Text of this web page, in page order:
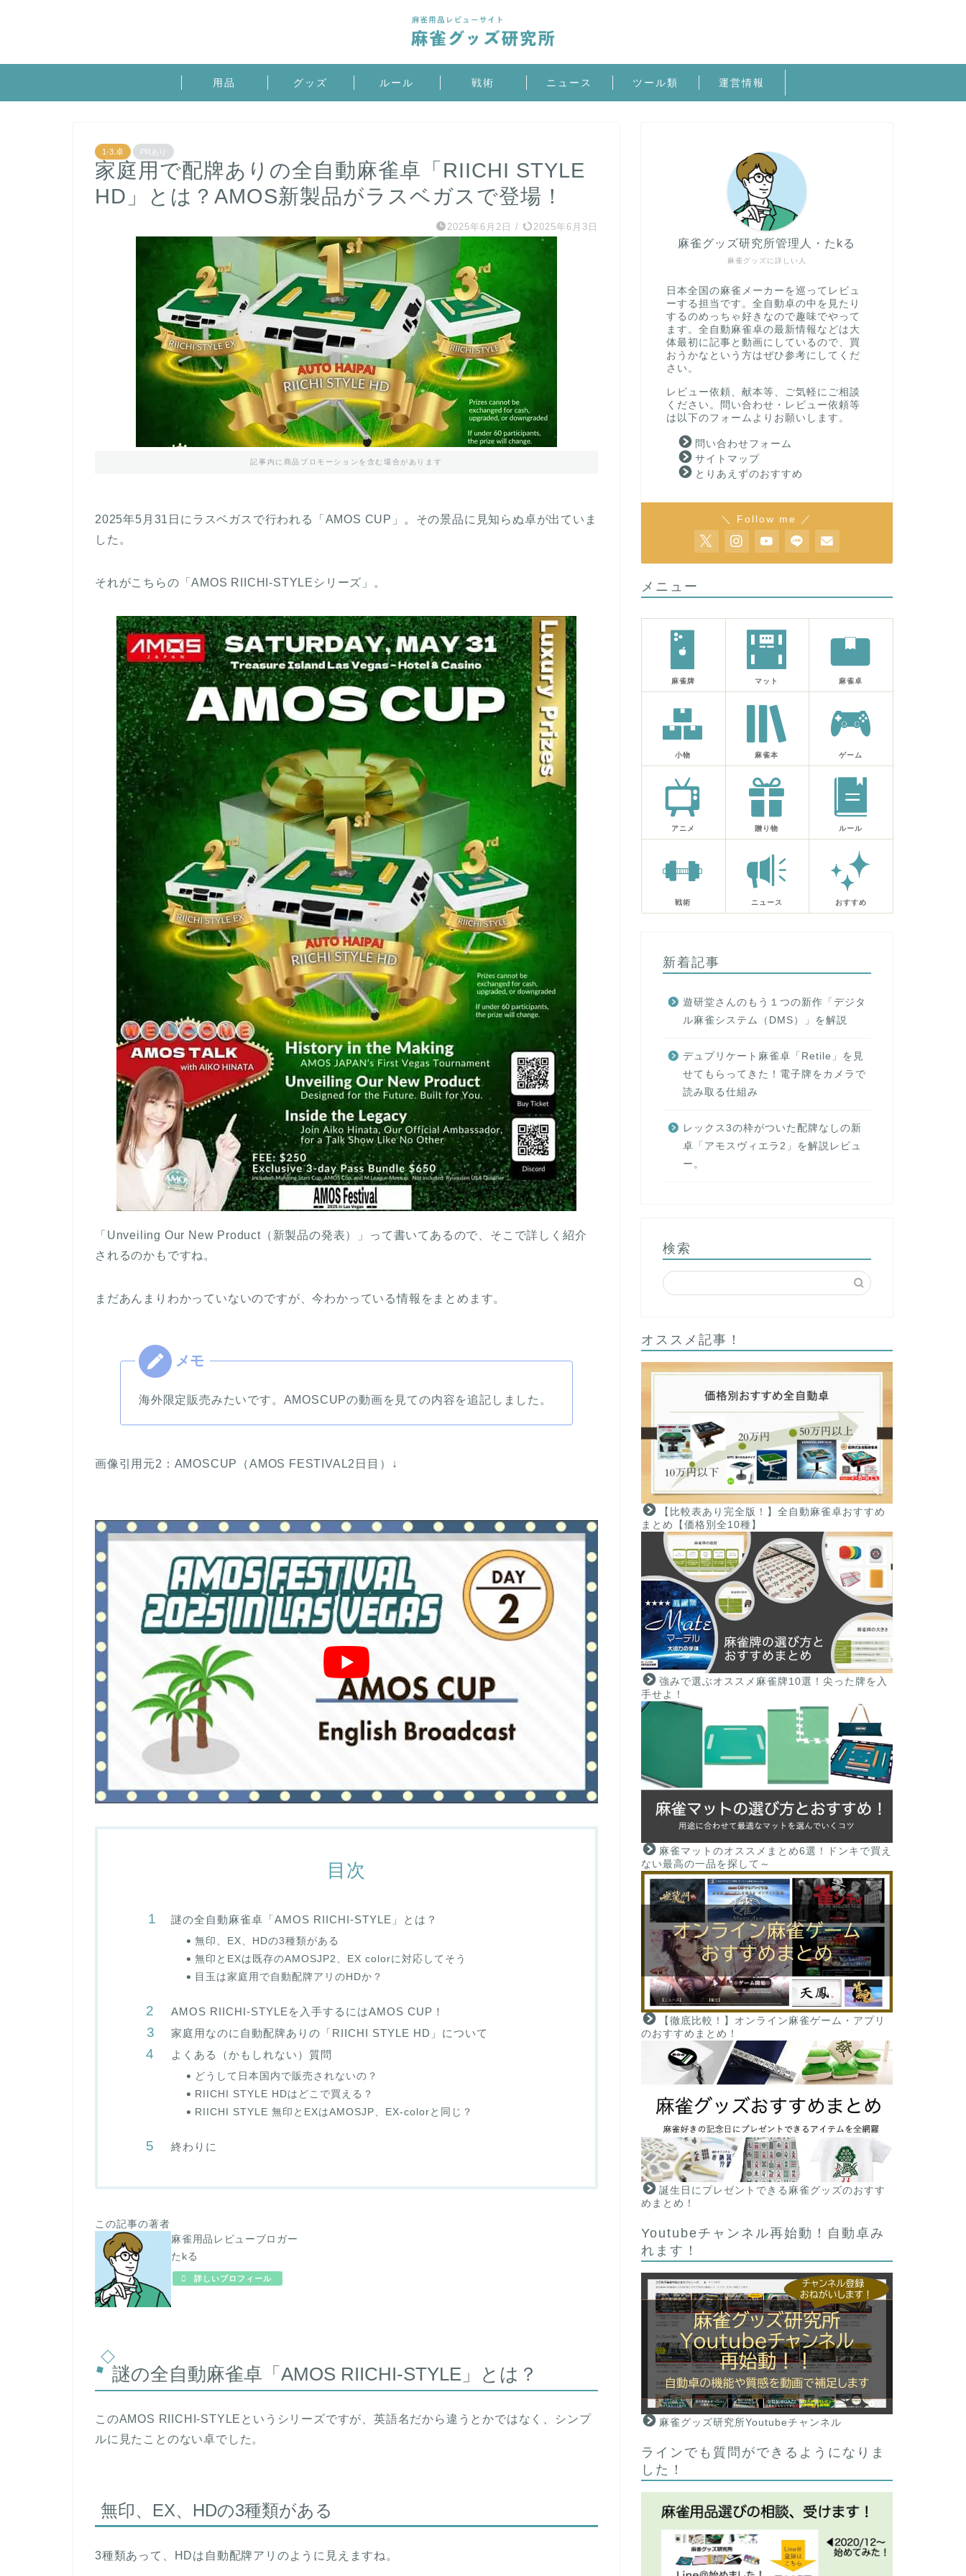
用品 グッズ ルール 戦術 ニュース ツール類 運営情報
1-3.卓 PRあり
家庭用で配牌ありの全自動麻雀卓「RIICHI STYLE
HD」とは？AMOS新製品がラスベガスで登場！
2025年6月2日 / 2025年6月3日
記事内に商品プロモーションを含む場合があります
2025年5月31日にラスベガスで行われる「AMOS CUP」。その景品に見知らぬ卓が出ていま
した。
それがこちらの「AMOS RIICHI-STYLEシリーズ」。
「Unveiling Our New Product（新製品の発表）」って書いてあるので、そこで詳しく紹介
されるのかもですね。
まだあんまりわかっていないのですが、今わかっている情報をまとめます。
海外限定販売みたいです。AMOSCUPの動画を見ての内容を追記しました。
画像引用元2：AMOSCUP（AMOS FESTIVAL2日目）↓
目次
謎の全自動麻雀卓「AMOS RIICHI-STYLE」とは？
無印、EX、HDの3種類がある
無印とEXは既存のAMOSJP2、EX colorに対応してそう
目玉は家庭用で自動配牌アリのHDか？
AMOS RIICHI-STYLEを入手するにはAMOS CUP！
家庭用なのに自動配牌ありの「RIICHI STYLE HD」について
よくある（かもしれない）質問
どうして日本国内で販売されないの？
RIICHI STYLE HDはどこで買える？
RIICHI STYLE 無印とEXはAMOSJP、EX-colorと同じ？
終わりに
この記事の著者
麻雀用品レビューブロガー
たkる
詳しいプロフィール
謎の全自動麻雀卓「AMOS RIICHI-STYLE」とは？
このAMOS RIICHI-STYLEというシリーズですが、英語名だから違うとかではなく、シンプ
ルに見たことのない卓でした。
無印、EX、HDの3種類がある
3種類あって、HDは自動配牌アリのように見えますね。
麻雀グッズに詳しい人
麻雀グッズ研究所管理人・たkる
日本全国の麻雀メーカーを巡ってレビュ
ーする担当です。全自動卓の中を見たり
するのめっちゃ好きなので趣味でやって
ます。全自動麻雀卓の最新情報などは大
体最初に記事と動画にしているので、買
おうかなという方はぜひ参考にしてくだ
さい。
レビュー依頼、献本等、ご気軽にご相談
ください。問い合わせ・レビュー依頼等
は以下のフォームよりお願いします。
問い合わせフォーム
サイトマップ
とりあえずのおすすめ
＼ Follow me ／
メニュー
麻雀牌 マット 麻雀卓
小物 麻雀本 ゲーム
アニメ 贈り物 ルール
戦術 ニュース おすすめ
新着記事
遊研堂さんのもう１つの新作「デジタ
ル麻雀システム（DMS）」を解説
デュプリケート麻雀卓「Retile」を見
せてもらってきた！電子牌をカメラで
読み取る仕組み
レックス3の枠がついた配牌なしの新
卓「アモスヴィエラ2」を解説レビュ
ー。
検索
オススメ記事！
【比較表あり完全版！】全自動麻雀卓おすすめ
まとめ【価格別全10種】
強みで選ぶオススメ麻雀牌10選！尖った牌を入
手せよ！
麻雀マットのオススメまとめ6選！ドンキで買え
ない最高の一品を探して～
【徹底比較！】オンライン麻雀ゲーム・アプリ
のおすすめまとめ！
誕生日にプレゼントできる麻雀グッズのおすす
めまとめ！
Youtubeチャンネル再始動！自動卓み
れます！
麻雀グッズ研究所Youtubeチャンネル
ラインでも質問ができるようになりま
した！